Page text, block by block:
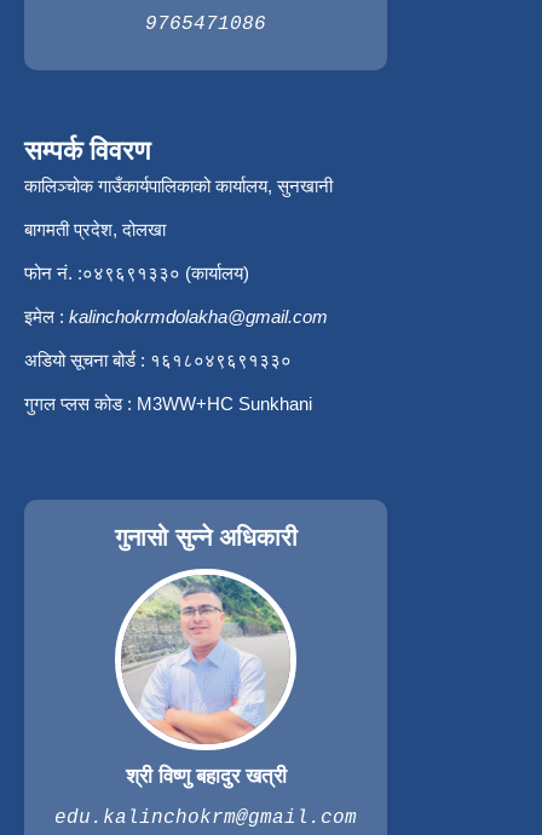
9765471086
सम्पर्क विवरण
कालिञ्चोक गाउँकार्यपालिकाको कार्यालय, सुनखानी
बागमती प्रदेश, दोलखा
फोन नं. :०४९६९१३३० (कार्यालय)
इमेल : kalinchokrmdolakha@gmail.com
अडियो सूचना बोर्ड : १६१८०४९६९१३३०
गुगल प्लस कोड : M3WW+HC Sunkhani
गुनासो सुन्ने अधिकारी
श्री विष्णु बहादुर खत्री
edu.kalinchokrm@gmail.com